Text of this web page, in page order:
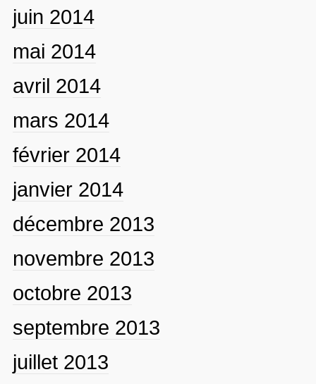
juin 2014
mai 2014
avril 2014
mars 2014
février 2014
janvier 2014
décembre 2013
novembre 2013
octobre 2013
septembre 2013
juillet 2013